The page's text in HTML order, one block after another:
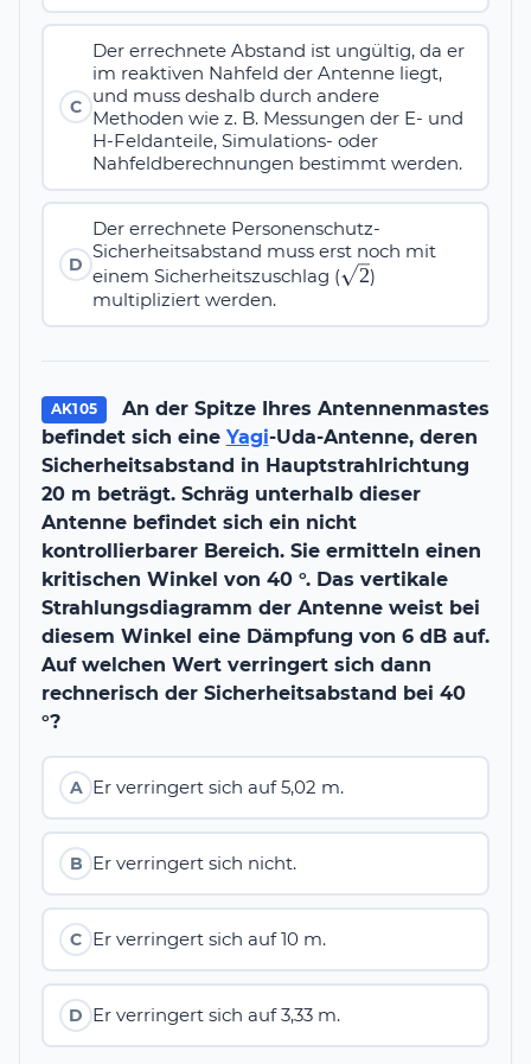
C
Der errechnete Abstand ist ungültig, da er
im reaktiven Nahfeld der Antenne liegt,
und muss deshalb durch andere
Methoden wie z. B. Messungen der E- und
H-Feldanteile, Simulations- oder
Nahfeldberechnungen bestimmt werden.
D
Der errechnete Personenschutz-
Sicherheitsabstand muss erst noch mit
einem Sicherheitszuschlag (\sqrt{2}
2)
multipliziert werden.
AK105
An der Spitze Ihres Antennenmastes
befindet sich eine Yagi-Uda-Antenne, deren
Sicherheitsabstand in Hauptstrahlrichtung
20 m beträgt. Schräg unterhalb dieser
Antenne befindet sich ein nicht
kontrollierbarer Bereich. Sie ermitteln einen
kritischen Winkel von 40 °. Das vertikale
Strahlungsdiagramm der Antenne weist bei
diesem Winkel eine Dämpfung von 6 dB auf.
Auf welchen Wert verringert sich dann
rechnerisch der Sicherheitsabstand bei 40
°?
A Er verringert sich auf 5,02 m.
B Er verringert sich nicht.
C Er verringert sich auf 10 m.
D Er verringert sich auf 3,33 m.